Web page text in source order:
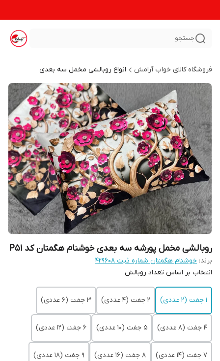
جستجو
فروشگاه کالای خواب آرامش انواع روبالشی مخمل سه بعدی
روبالشی مخمل پورشه سه بعدی خوشنام هگمتان کد P51
برند: خوشنام هگمتان شماره ثبت ۴۲۹۶۰۸
انتخاب بر اساس تعداد روبالش
1 جفت (2 عددی) 2 جفت (4 عددی) 3 جفت (6 عددی)
4 جفت (8 عددی) 5 جفت (10 عددی) 6 جفت (12 عددی)
7 جفت (14 عددی) 8 جفت (16 عددی) 9 جفت (18 عددی)